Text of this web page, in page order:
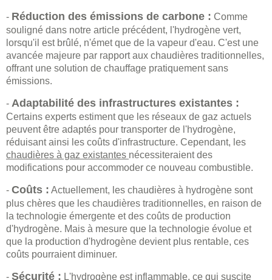
- Réduction des émissions de carbone : Comme
souligné dans notre article précédent, l'hydrogène vert,
lorsqu'il est brûlé, n'émet que de la vapeur d'eau. C'est une
avancée majeure par rapport aux chaudières traditionnelles,
offrant une solution de chauffage pratiquement sans
émissions.
- Adaptabilité des infrastructures existantes :
Certains experts estiment que les réseaux de gaz actuels
peuvent être adaptés pour transporter de l'hydrogène,
réduisant ainsi les coûts d'infrastructure. Cependant, les
chaudières à gaz existantes nécessiteraient des
modifications pour accommoder ce nouveau combustible.
- Coûts : Actuellement, les chaudières à hydrogène sont
plus chères que les chaudières traditionnelles, en raison de
la technologie émergente et des coûts de production
d'hydrogène. Mais à mesure que la technologie évolue et
que la production d'hydrogène devient plus rentable, ces
coûts pourraient diminuer.
- Sécurité : L'hydrogène est inflammable, ce qui suscite